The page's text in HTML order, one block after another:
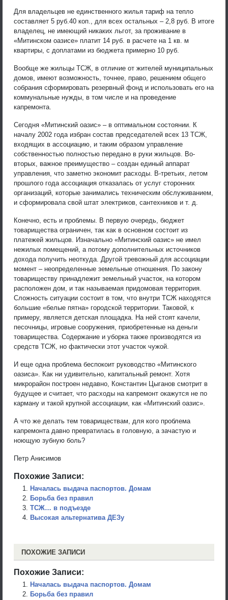
Для владельцев не единственного жилья тариф на тепло
составляет 5 руб.40 коп., для всех остальных – 2,8 руб. В итоге
владелец, не имеющий никаких льгот, за проживание в
«Митинском оазисе» платит 14 руб. в расчете на 1 кв. м
квартиры, с доплатами из бюджета примерно 10 руб.
Вообще же жильцы ТСЖ, в отличие от жителей муниципальных
домов, имеют возможность, точнее, право, решением общего
собрания сформировать резервный фонд и использовать его на
коммунальные нужды, в том числе и на проведение
капремонта.
Сегодня «Митинский оазис» – в оптимальном состоянии. К
началу 2002 года избран состав председателей всех 13 ТСЖ,
входящих в ассоциацию, и таким образом управление
собственностью полностью передано в руки жильцов. Во-
вторых, важное преимущество – создан единый аппарат
управления, что заметно экономит расходы. В-третьих, летом
прошлого года ассоциация отказалась от услуг сторонних
организаций, которые занимались техническим обслуживанием,
и сформировала свой штат электриков, сантехников и т. д.
Конечно, есть и проблемы. В первую очередь, бюджет
товарищества ограничен, так как в основном состоит из
платежей жильцов. Изначально «Митинский оазис» не имел
нежилых помещений, а потому дополнительных источников
дохода получить неоткуда. Другой тревожный для ассоциации
момент – неопределенные земельные отношения. По закону
товариществу принадлежит земельный участок, на котором
расположен дом, и так называемая придомовая территория.
Сложность ситуации состоит в том, что внутри ТСЖ находятся
большие «белые пятна» городской территории. Таковой, к
примеру, является детская площадка. На ней стоят качели,
песочницы, игровые сооружения, приобретенные на деньги
товарищества. Содержание и уборка также производятся из
средств ТСЖ, но фактически этот участок чужой.
И еще одна проблема беспокоит руководство «Митинского
оазиса». Как ни удивительно, капитальный ремонт. Хотя
микрорайон построен недавно, Константин Цыганов смотрит в
будущее и считает, что расходы на капремонт окажутся не по
карману и такой крупной ассоциации, как «Митинский оазис».
А что же делать тем товариществам, для кого проблема
капремонта давно превратилась в головную, а зачастую и
ноющую зубную боль?
Петр Анисимов
Похожие Записи:
Началась выдача паспортов. Домам
Борьба без правил
ТСЖ… в подъезде
Высокая альтернатива ДЕЗу
ПОХОЖИЕ ЗАПИСИ
Похожие Записи:
Началась выдача паспортов. Домам
Борьба без правил